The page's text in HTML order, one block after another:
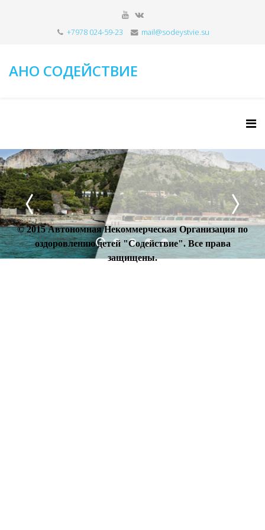
+7978 024-59-23 mail@sodeystvie.su
АНО СОДЕЙСТВИЕ
© 2015 Автономная Некоммерческая Организация по
оздоровлению детей "Содействие". Все права
защищены.